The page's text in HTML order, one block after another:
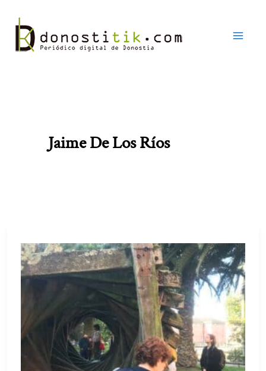
contenido
Jaime De Los Ríos